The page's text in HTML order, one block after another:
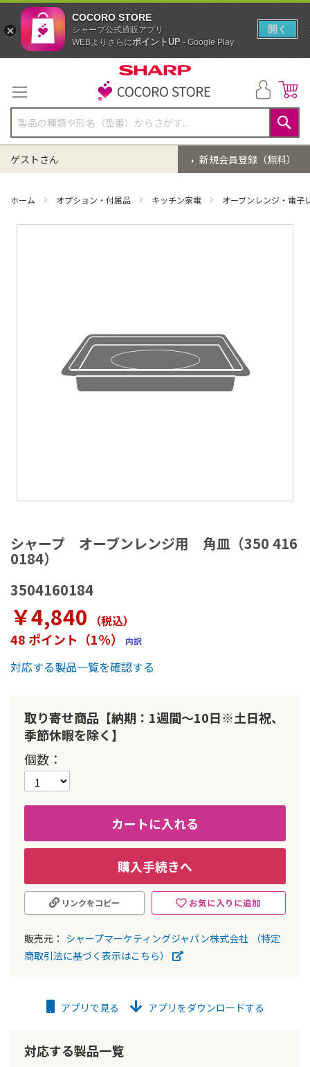
テ
ン
ツ
に
ス
キ
ッ
検
索
新規会員登録（無料）
ゲストさん
ホーム オプション・付属品 キッチン家電 オーブンレンジ・電子
シャープ オーブンレンジ用 角皿（350 416
0184）
3504160184
￥4,840 （税込）
48 ポイント（1％） 内訳
対応する製品一覧を確認する
取り寄せ商品【納期：1週間～10日※土日祝、
季節休暇を除く】
個数
カートに入れる
購入手続きへ
お気に入りに追加
リンクをコピー
販売元： シャープマーケティングジャパン株式会社
（特定
商取引法に基づく表示はこちら）
メ
ー
ジ
ャ
リ
ー
の
最
初
動
す
る
アプリで見る アプリをダウンロードする
対応する製品一覧
COCORO STORE
シャープ公式通販アプリ
WEBよりさらにポイントUP- Google Play
開く